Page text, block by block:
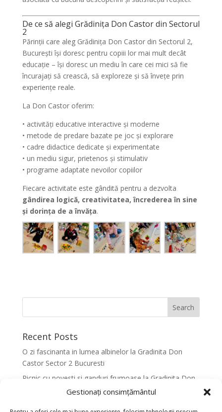
Gestionați consimțământul
De ce să alegi Grădinița Don Castor din Sectorul
2
Părinții care aleg Grădinița Don Castor din Sectorul 2,
București își doresc pentru copiii lor mai mult decât
educație – își doresc un mediu în care cei mici să fie
încurajați să crească, să exploreze și să învețe prin
experiențe reale.
La Don Castor oferim:
• activități educative interactive și moderne
• metode de predare bazate pe joc și explorare
• cadre didactice dedicate și experimentate
• un mediu sigur, prietenos și stimulativ
• programe adaptate nevoilor copiilor
Fiecare activitate este gândită pentru a dezvolta
gândirea logică, creativitatea, încrederea în sine
și dorința de a învăța.
Recent Posts
O zi fascinanta in lumea albinelor la Gradinita Don
Castor Sector 2 Bucuresti
Picnic cu povesti si ganduri frumoase la Gradinita Don
Castor Sector 2 Bucuresti